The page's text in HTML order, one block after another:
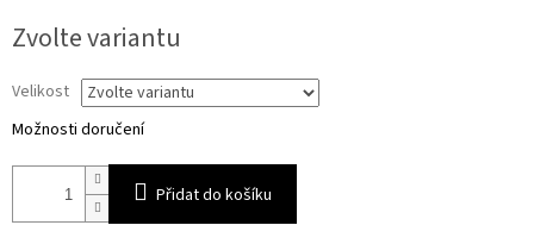
cena:
Zvolte variantu
Velikost
Možnosti doručení
Přidat do košíku